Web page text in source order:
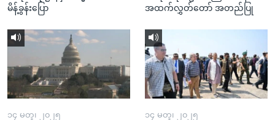
မိန့်ခွန်းပြော
အထက်လွှတ်တော် အတည်ပြု
၁၄ မတ္၊ ၂၀၂၅ ၁၄ မတ္၊ ၂၀၂၅